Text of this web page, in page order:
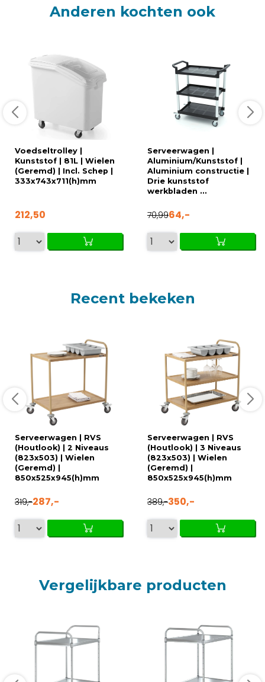
Anderen kochten ook
Voedseltrolley |
Kunststof | 81L | Wielen
(Geremd) | Incl. Schep |
333x743x711(h)mm
212,50
Serveerwagen |
Aluminium/Kunststof |
Aluminium constructie |
Drie kunststof
werkbladen ...
70,9964,-
Recent bekeken
Serveerwagen | RVS
(Houtlook) | 2 Niveaus
(823x503) | Wielen
(Geremd) |
850x525x945(h)mm
319,-287,-
Serveerwagen | RVS
(Houtlook) | 3 Niveaus
(823x503) | Wielen
(Geremd) |
850x525x945(h)mm
389,-350,-
Vergelijkbare producten